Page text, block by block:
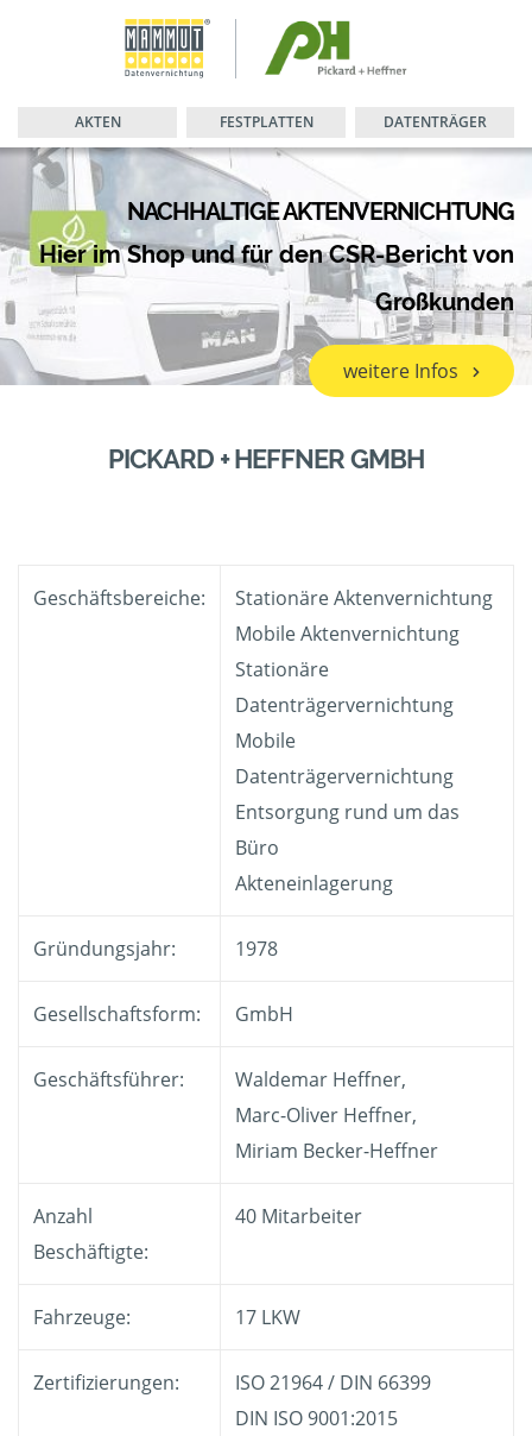
AKTEN FESTPLATTEN DATENTRÄGER
NACHHALTIGE AKTENVERNICHTUNG
Hier im Shop und für den CSR-Bericht von
Großkunden
weitere Infos
PICKARD + HEFFNER GMBH
Geschäftsbereiche:
Stationäre Aktenvernichtung
Mobile Aktenvernichtung
Stationäre
Datenträgervernichtung
Mobile
Datenträgervernichtung
Entsorgung rund um das
Büro
Akteneinlagerung
Gründungsjahr: 1978
Gesellschaftsform: GmbH
Geschäftsführer:
Waldemar Heffner,
Marc-Oliver Heffner,
Miriam Becker-Heffner
Anzahl
Beschäftigte:
40 Mitarbeiter
Fahrzeuge: 17 LKW
Zertifizierungen:
ISO 21964 / DIN 66399
DIN ISO 9001:2015